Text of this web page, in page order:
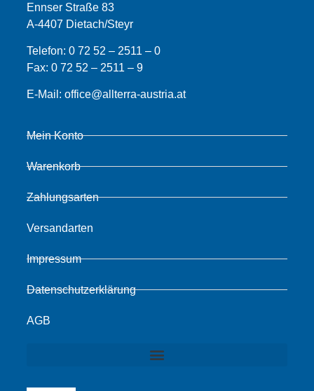
Ennser Straße 83
A-4407 Dietach/Steyr
Telefon:0 72 52 – 2511 – 0
Fax:0 72 52 – 2511 – 9
E-Mail:office@allterra-austria.at
Mein Konto
Warenkorb
Zahlungsarten
Versandarten
Impressum
Datenschutzerklärung
AGB